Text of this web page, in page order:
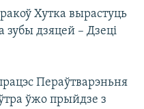
Хутка вырастуць
зубы дзяцей – Дзецi
Пераўтварэньня
ўжо прыйдзе з